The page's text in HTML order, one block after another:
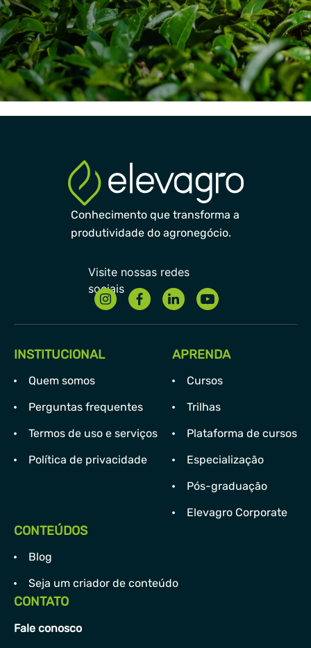
Conhecimento que transforma a
produtividade do agronegócio.
INSTITUCIONAL
Quem somos
Perguntas frequentes
Termos de uso e serviços
Política de privacidade
APRENDA
Cursos
Trilhas
Plataforma de cursos
Especialização
Pós-graduação
Elevagro Corporate
CONTEÚDOS
Blog
Seja um criador de conteúdo
CONTATO
Fale conosco